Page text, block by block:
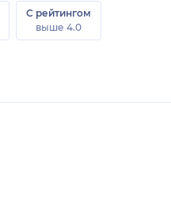
С рейтингом
выше 4.0